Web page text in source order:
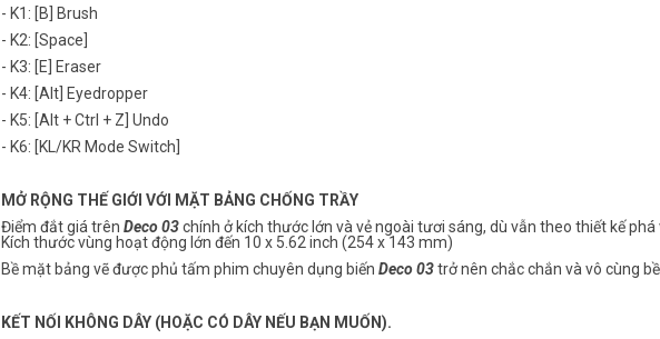
- K1: [B] Brush
- K2: [Space]
- K3: [E] Eraser
- K4: [Alt] Eyedropper
- K5: [Alt + Ctrl + Z] Undo
- K6: [KL/KR Mode Switch]
MỞ RỘNG THẾ GIỚI VỚI MẶT BẢNG CHỐNG TRẦY
Điểm đắt giá trên Deco 03chính ở kích thước lớn và vẻ ngoài tươi sáng, dù vẫn theo thiết kế
Kích thước vùng hoạt động lớn đến 10 x 5.62 inch (254 x 143 mm)
Bề mặt bảng vẽ được phủ tấm phim chuyên dụng biến Deco 03trở nên chắc chắn và vô cùng
KẾT NỐI KHÔNG DÂY (HOẶC CÓ DÂY NẾU BẠN MUỐN).